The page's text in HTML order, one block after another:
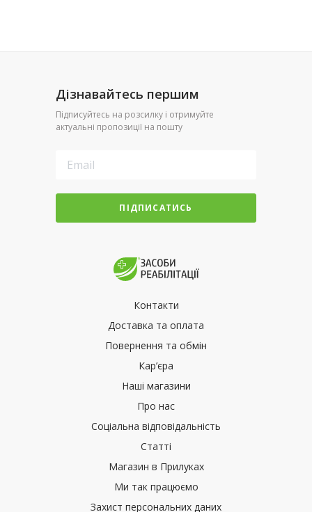
Дізнавайтесь першим
Підписуйтесь на розсилку і отримуйте
актуальні пропозиції на пошту
ПІДПИСАТИСЬ
Контакти
Доставка та оплата
Повернення та обмін
Кар’єра
Наші магазини
Про нас
Соціальна відповідальність
Статті
Магазин в Прилуках
Ми так працюємо
Захист персональних даних